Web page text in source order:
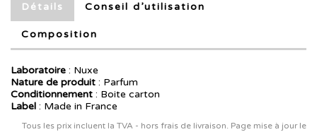
Détails Conseil d’utilisation
Composition
Laboratoire : Nuxe
Nature de produit : Parfum
Conditionnement : Boite carton
Label : Made in France
Tous les prix incluent la TVA - hors frais de livraison. Page mise à jour le